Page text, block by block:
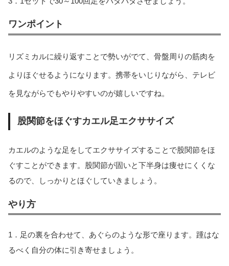
ワンポイント
リズミカルに繰り返すことで勢いがでて、骨盤周りの筋肉を
よりほぐせるようになります。携帯をいじりながら、テレビ
を見ながらでもやりやすいのが嬉しいですね。
股関節をほぐすカエル足エクササイズ
カエルのような足をしてエクササイズすることで股関節をほ
ぐすことができます。股関節が固いと下半身は痩せにくくな
るので、しっかりとほぐしていきましょう。
やり方
1．足の裏を合わせて、あぐらのような形で座ります。踵はな
るべく自分の体に引き寄せましょう。